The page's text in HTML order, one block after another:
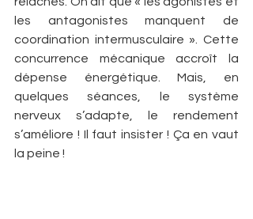
les antagonistes manquent de
coordination intermusculaire ». Cette
concurrence mécanique accroît la
dépense énergétique. Mais, en
quelques séances, le système
nerveux s’adapte, le rendement
s’améliore ! Il faut insister ! Ça en vaut
la peine !